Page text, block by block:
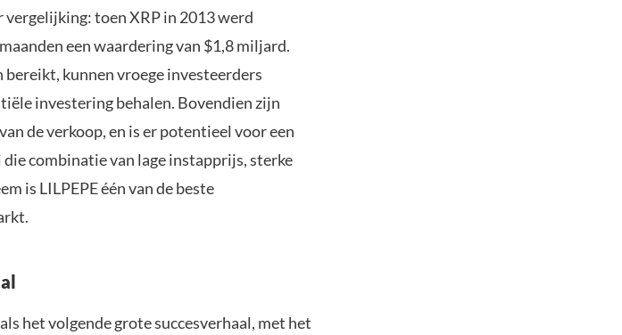
toen XRP in 2013 werd
een waardering van $1,8 miljard.
bereikt, kunnen vroege investeerders
investering behalen. Bovendien zijn
de verkoop, en is er potentieel voor een
combinatie van lage instapprijs, sterke
is LILPEPE één van de beste
het volgende grote succesverhaal, met het